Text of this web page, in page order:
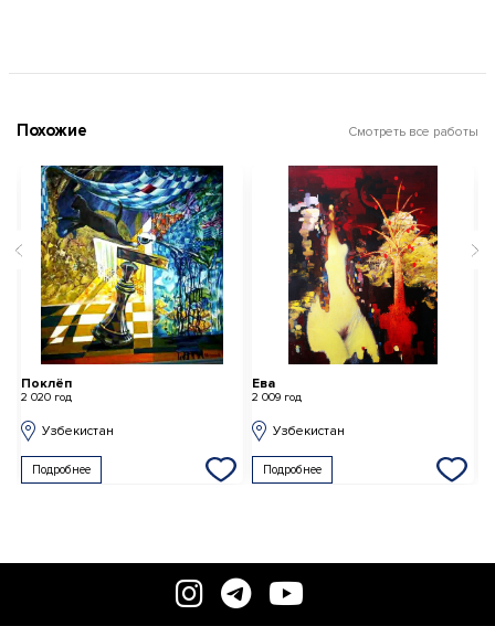
Похожие Смотреть все работы
Поклёп
2 020 год
Узбекистан
Подробнее
Ева
2 009 год
Узбекистан
Подробнее